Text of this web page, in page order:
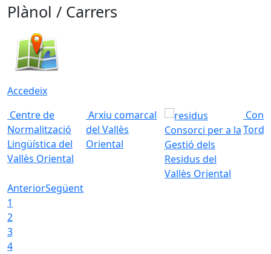
Plànol / Carrers
Accedeix
Centre de
Normalització
Lingüística del
Vallès Oriental
Arxiu comarcal
del Vallès
Oriental
Consorci per a la
Gestió dels
Residus del
Vallès Oriental
AnteriorSegüent
1
2
3
4